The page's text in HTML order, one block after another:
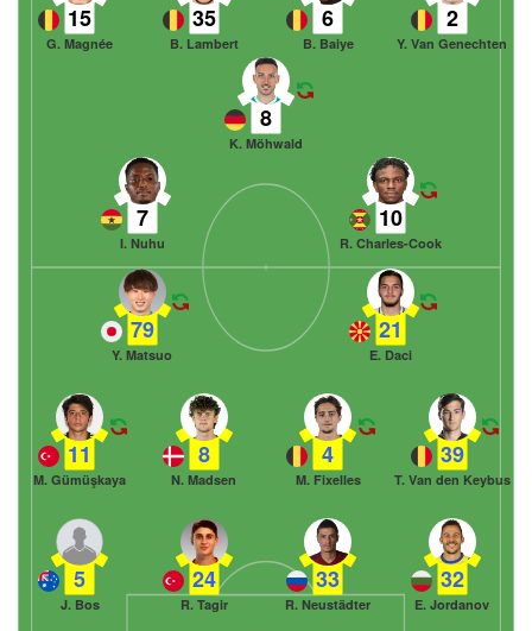
2
Y. Van Genechten
6
B. Baiye
35
B. Lambert
15
G. Magnée
8
K. Möhwald
10
R. Charles-Cook
7
I. Nuhu
5
J. Bos
24
R. Tagir
33
R. Neustädter
32
E. Jordanov
11
M. Gümüşkaya
8
N. Madsen
4
M. Fixelles
39
T. Van den Keybus
79
Y. Matsuo
21
E. Daci